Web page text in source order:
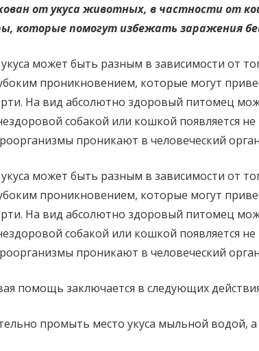
от укуса животных, в частности от
которые помогут избежать заражения
может быть разным в зависимости от
проникновением, которые могут
На вид абсолютно здоровый питомец
собакой или кошкой появляется
проникают в человеческий
может быть разным в зависимости от
проникновением, которые могут
На вид абсолютно здоровый питомец
собакой или кошкой появляется
проникают в человеческий
помощь заключается в следующих
промыть место укуса мыльной водой,